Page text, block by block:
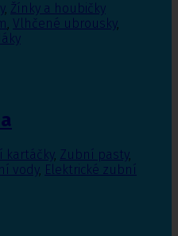
, Žínky a houbičky
, Vlhčené ubrousky,
kartáčky, Zubní pasty,
vody, Elektrické zubní